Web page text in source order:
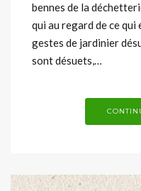
bennes de la
qui au regard de ce
gestes de jardinier
sont désuets,…